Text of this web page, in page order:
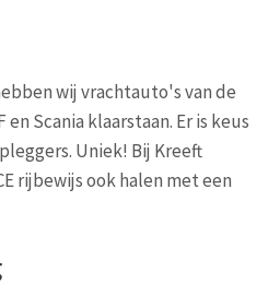
wij vrachtauto's van de
en Scania klaarstaan. Er is keus
Uniek! Bij Kreeft
rijbewijs ook halen met een